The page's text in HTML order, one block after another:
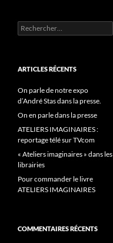
Rechercher :
ARTICLES RÉCENTS
On parle de notre expo
d’André Stas dans la presse.
On en parle dans la presse
ATELIERS IMAGINAIRES :
reportage télé sur TVcom
« Ateliers imaginaires » dans les
librairies
Pour commander le livre
ATELIERS IMAGINAIRES
COMMENTAIRES RÉCENTS